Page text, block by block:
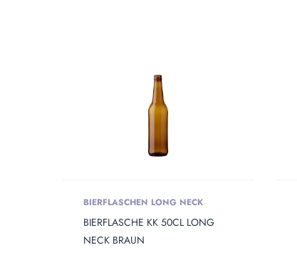
BIERFLASCHEN LONG NECK
BIERFLASCHE KK 50CL LONG
NECK BRAUN